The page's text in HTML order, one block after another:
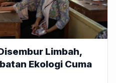
Limbah,
Ekologi Cuma